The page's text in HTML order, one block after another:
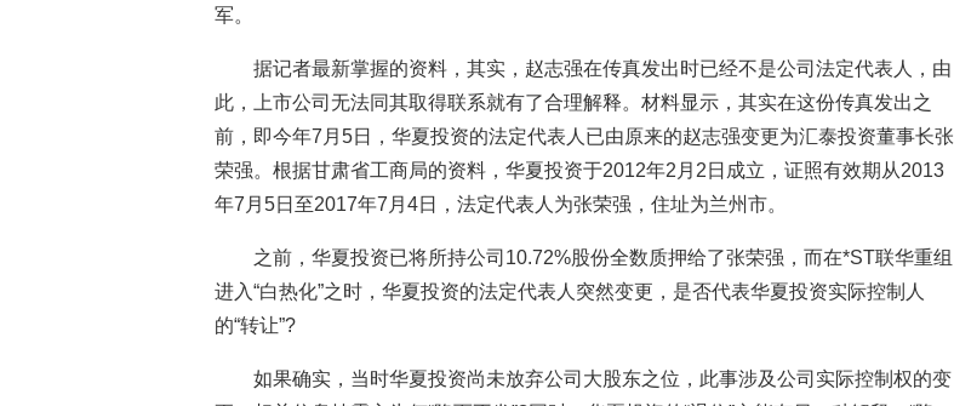
军。
据记者最新掌握的资料，其实，赵志强在传真发出时已经不是公司法定代表人，由
此，上市公司无法同其取得联系就有了合理解释。材料显示，其实在这份传真发出之
前，即今年7月5日，华夏投资的法定代表人已由原来的赵志强变更为汇泰投资董事长张
荣强。根据甘肃省工商局的资料，华夏投资于2012年2月2日成立，证照有效期从2013
年7月5日至2017年7月4日，法定代表人为张荣强，住址为兰州市。
之前，华夏投资已将所持公司10.72%股份全数质押给了张荣强，而在*ST联华重组
进入“白热化”之时，华夏投资的法定代表人突然变更，是否代表华夏投资实际控制人
的“转让”?
如果确实，当时华夏投资尚未放弃公司大股东之位，此事涉及公司实际控制权的变